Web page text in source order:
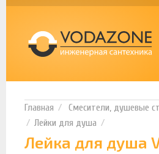
Смесители, душевые
Лейки для душа
Лейка для душа